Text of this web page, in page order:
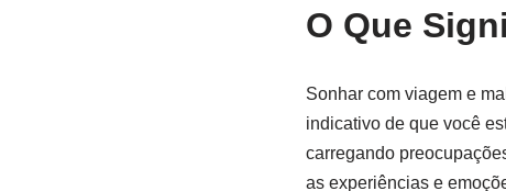
O Que
Sonhar com viagem e
indicativo de que você
carregando
as experiências e